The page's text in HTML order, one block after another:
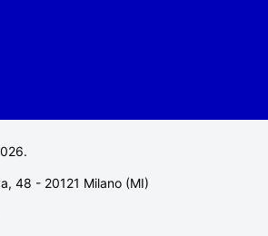
48 - 20121 Milano (MI)